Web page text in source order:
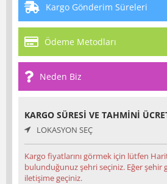
Kargo Gönderim Süreleri
Ödeme Metodları
Neden Biz
KARGO SÜRESI VE TAHMINI
LOKASYON SEÇ
Kargo fiyatlarını görmek için lütfen
bulunduğunuz şehri seçiniz. Eğer
iletişime geçiniz.